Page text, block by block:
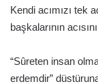
Kendi acımızı tek
başkalarının
“Sûreten insan
erdemdir”